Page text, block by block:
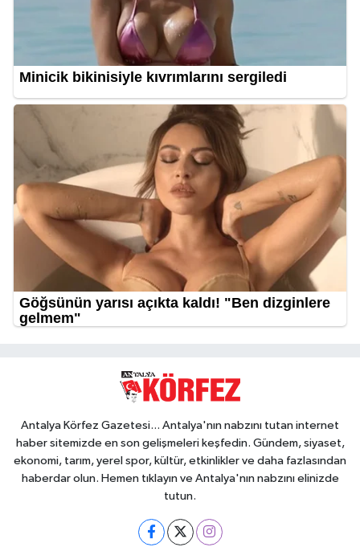
Antalya Körfez Gazetesi... Antalya'nın nabzını tutan internet
haber sitemizde en son gelişmeleri keşfedin. Gündem, siyaset,
ekonomi, tarım, yerel spor, kültür, etkinlikler ve daha fazlasından
haberdar olun. Hemen tıklayın ve Antalya'nın nabzını elinizde
tutun.